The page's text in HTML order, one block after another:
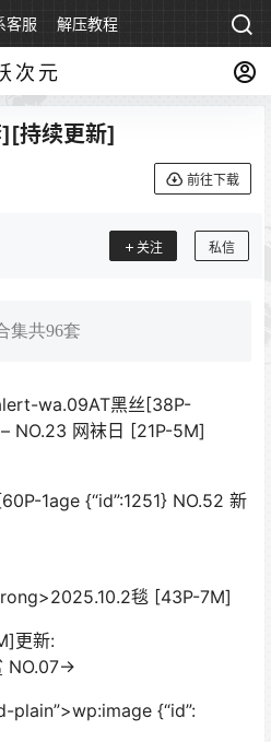
客服 解压教程
次元
持续更新]
前往下载
关注 私信
集共96套
wa.09AT黑丝[38P-
NO.23 网袜日 [21P-5M]
1age {“id”:1251} NO.52 新
毯 [43P-7M]
更新:
NO.07->
plain”>wp:image {“id”: